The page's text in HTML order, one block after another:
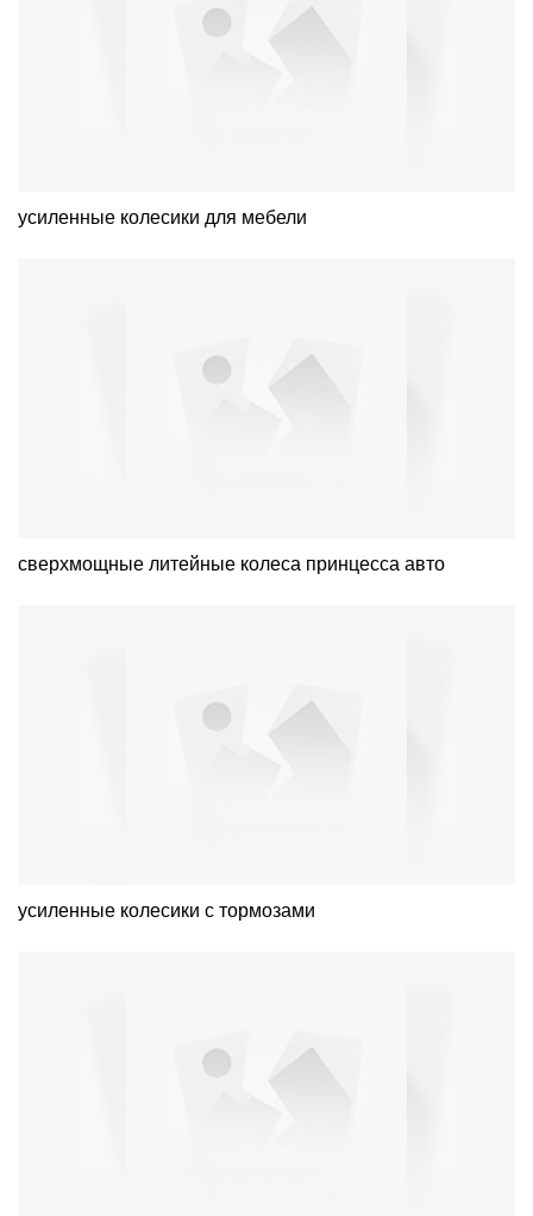
усиленные колесики для мебели
сверхмощные литейные колеса принцесса авто
усиленные колесики с тормозами